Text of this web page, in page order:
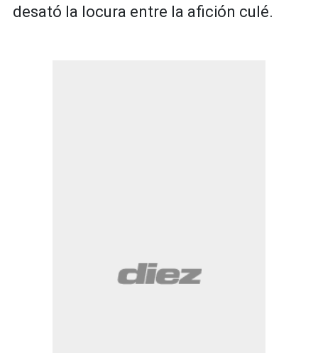
desató la locura entre la afición culé.